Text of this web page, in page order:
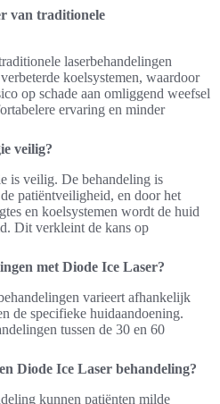
van traditionele
laserbehandelingen
koelsystemen, waardoor
op schade aan omliggend weefsel
ervaring en minder
veilig?
is veilig. De behandeling is
patiëntveiligheid, en door het
en koelsystemen wordt de huid
Dit verkleint de kans op
met Diode Ice Laser?
varieert afhankelijk
de specifieke huidaandoening.
tussen de 30 en 60
Diode Ice Laser behandeling?
kunnen patiënten milde